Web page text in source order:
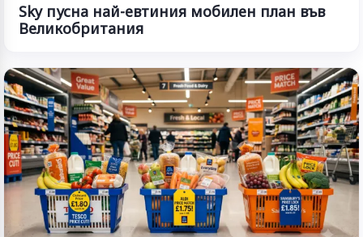
Sky пусна най-евтиния мобилен план във
Великобритания